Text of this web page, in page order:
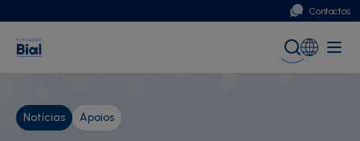
Contactos
Portugal
Notícias Apoios